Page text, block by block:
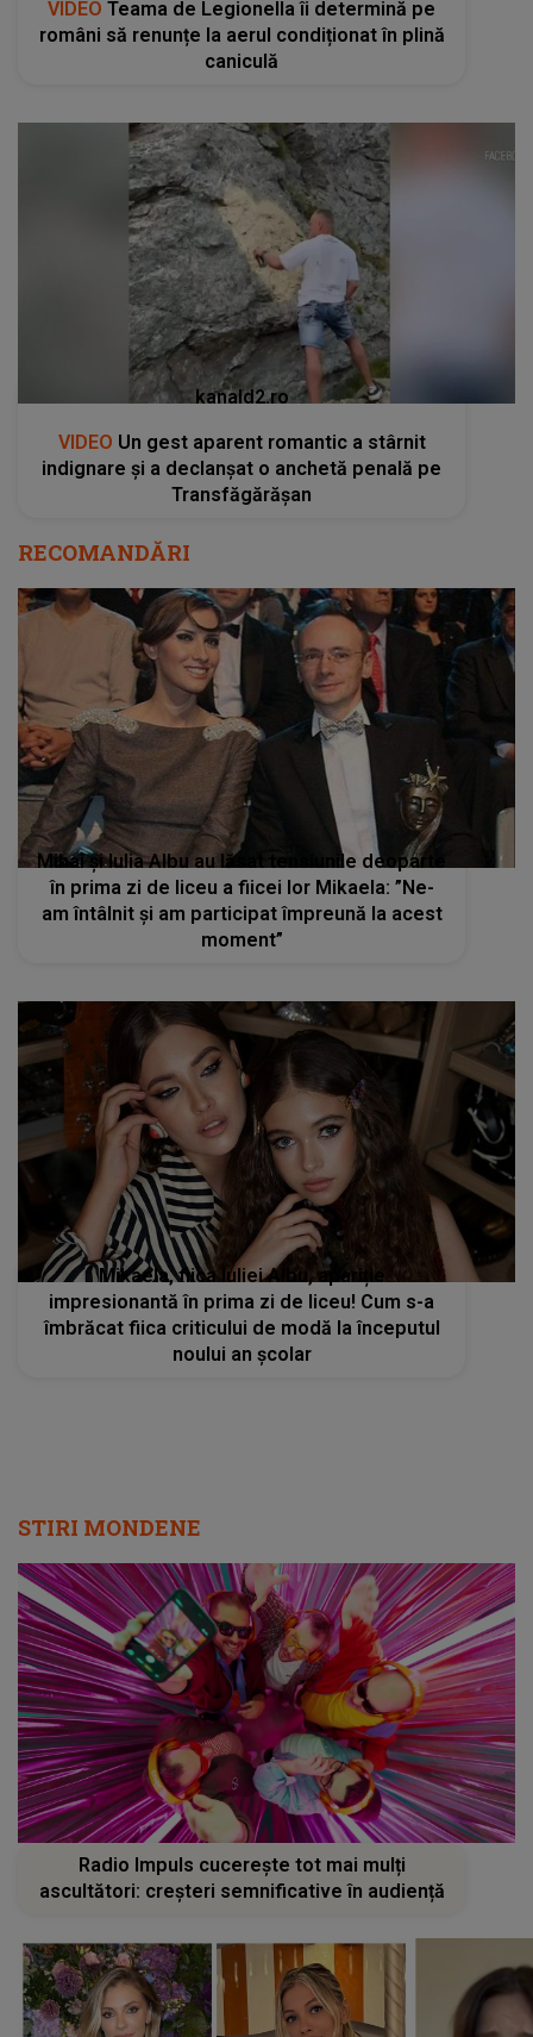
VIDEO Teama de Legionella îi determină pe
români să renunțe la aerul condiționat în plină
caniculă
kanald2.ro
VIDEO Un gest aparent romantic a stârnit
indignare și a declanșat o anchetă penală pe
Transfăgărășan
RECOMANDĂRI
Mihai și Iulia Albu au lăsat tensiunile deoparte
în prima zi de liceu a fiicei lor Mikaela: ”Ne-
am întâlnit și am participat împreună la acest
moment”
Mikaela, fiica Iuliei Albu, apariție
impresionantă în prima zi de liceu! Cum s-a
îmbrăcat fiica criticului de modă la începutul
noului an școlar
STIRI MONDENE
Radio Impuls cucerește tot mai mulți
ascultători: creșteri semnificative în audiență